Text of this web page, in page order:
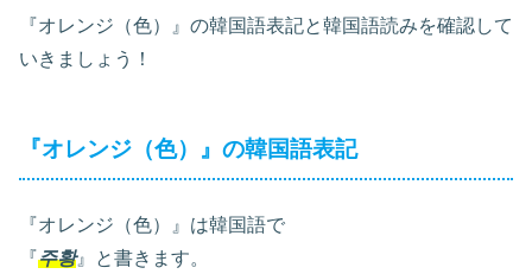
『オレンジ（色）』の韓国語表記と韓国語読みを確認して
いきましょう！
『オレンジ（色）』の韓国語表記
『オレンジ（色）』は韓国語で
『주황』と書きます。